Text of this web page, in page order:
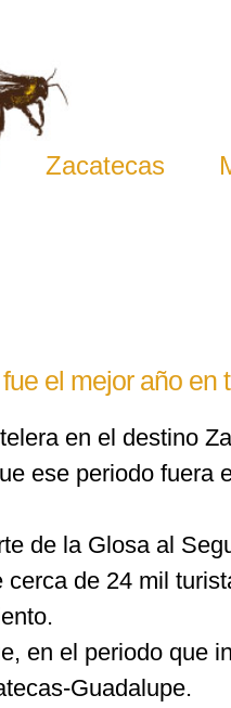
Zacatecas
el mejor año en
en el destino
ese periodo fuera
de la Glosa al
cerca de 24 mil
en el periodo que
Guadalupe.